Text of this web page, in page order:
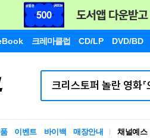
크레마클럽 CD/LP DVD/BD
이벤트 바이백 매장안내 채널예스